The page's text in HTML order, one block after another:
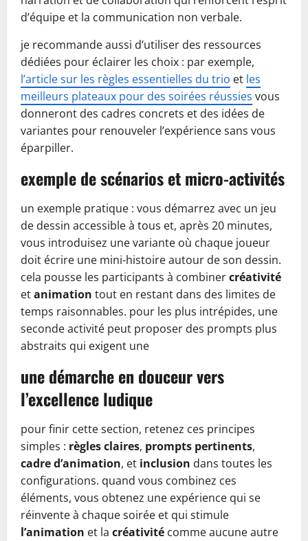
d’équipe et la communication non verbale.
je recommande aussi d’utiliser des ressources
dédiées pour éclairer les choix : par exemple,
l’article sur les règles essentielles du trio et les
meilleurs plateaux pour des soirées réussies vous
donneront des cadres concrets et des idées de
variantes pour renouveler l’expérience sans vous
éparpiller.
exemple de scénarios et micro-activités
un exemple pratique : vous démarrez avec un jeu
de dessin accessible à tous et, après 20 minutes,
vous introduisez une variante où chaque joueur
doit écrire une mini-histoire autour de son dessin.
cela pousse les participants à combinercréativité
etanimation tout en restant dans des limites de
temps raisonnables. pour les plus intrépides, une
seconde activité peut proposer des prompts plus
abstraits qui exigent une
une démarche en douceur vers
l’excellence ludique
pour finir cette section, retenez ces principes
simples : règles claires, prompts pertinents,
cadre d’animation, et inclusion dans toutes les
configurations. quand vous combinez ces
éléments, vous obtenez une expérience qui se
réinvente à chaque soirée et qui stimule
l’animation et la créativité comme aucune autre